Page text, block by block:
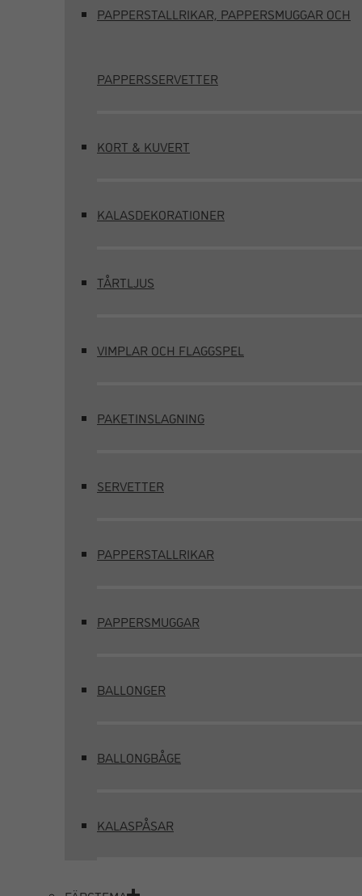
PAPPERSTALLRIKAR, PAPPERSMUGGAR OCH
PAPPERSSERVETTER
KORT & KUVERT
KALASDEKORATIONER
TÅRTLJUS
VIMPLAR OCH FLAGGSPEL
PAKETINSLAGNING
SERVETTER
PAPPERSTALLRIKAR
PAPPERSMUGGAR
BALLONGER
BALLONGBÅGE
KALASPÅSAR